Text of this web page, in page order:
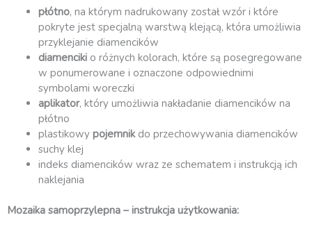
latarnią
(GD12237)
płótno, na którym nadrukowany został wzór i które
pokryte jest specjalną warstwą klejącą, która umożliwia
przyklejanie diamencików
diamenciki o różnych kolorach, które są posegregowane
w ponumerowane i oznaczone odpowiednimi
symbolami woreczki
aplikator, który umożliwia nakładanie diamencików na
płótno
plastikowy pojemnik do przechowywania diamencików
suchy klej
indeks diamencików wraz ze schematem i instrukcją ich
naklejania
Mozaika samoprzylepna – instrukcja użytkowania: